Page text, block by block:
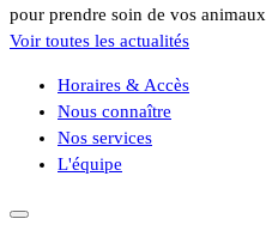
pour prendre soin de vos animaux
Voir toutes les actualités
Horaires & Accès
Nous connaître
Nos services
L'équipe